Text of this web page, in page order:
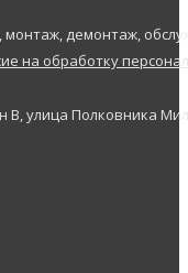
демонтаж,
на обработку
В, улица Полковника